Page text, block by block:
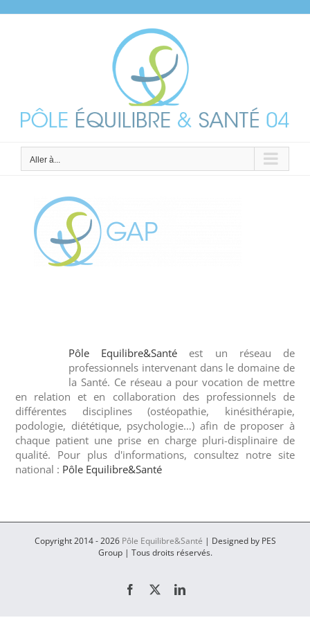
Aller à...
Pôle Equilibre&Santé est un réseau de
professionnels intervenant dans le domaine de
la Santé. Ce réseau a pour vocation de mettre
en relation et en collaboration des professionnels de
différentes disciplines (ostéopathie, kinésithérapie,
podologie, diététique, psychologie…) afin de proposer à
chaque patient une prise en charge pluri-displinaire de
qualité. Pour plus d'informations, consultez notre site
national : Pôle Equilibre&Santé
Copyright 2014 -2026 Pôle Equilibre&Santé | Designed by PES
Group | Tous droits réservés.
Facebook
TwitterLinkedIn